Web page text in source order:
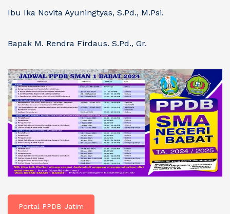
Ibu Ika Novita Ayuningtyas, S.Pd., M.Psi.
Bapak M. Rendra Firdaus. S.Pd., Gr.
Portal PPDB Jatim